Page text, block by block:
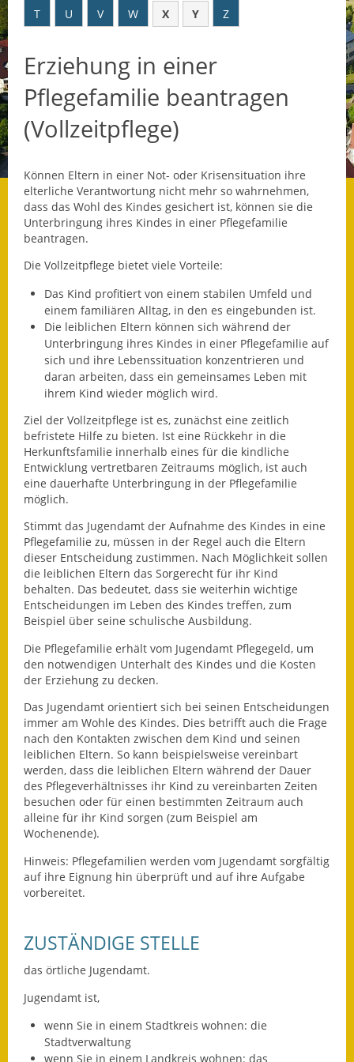
Datenschutz
Datenschutz im
Steueramt
Gebärdensprache
Was die Alten noch
wussten!
Informationsbroschüre
Lärmaktionsplan
Leichte Sprache
Infos in Leichter Sprache
Mitteilungsblatt
Nachhaltigkeitsbericht
Notfallplanung
Ortsplan
Schadensmeldung
Straßenbau
Kreisstraße
Umleitungsplan
Ausweichfahrplan
Buslinie 168
Stellenausschreibungen
Zahlen und Fakten
Rathaus
Formulare
T
U V W X Y Z
Erziehung in einer
Pflegefamilie beantragen
(Vollzeitpflege)
Können Eltern in einer Not- oder Krisensituation ihre
elterliche Verantwortung nicht mehr so wahrnehmen,
dass das Wohl des Kindes gesichert ist, können sie die
Unterbringung ihres Kindes in einer Pflegefamilie
beantragen.
Die Vollzeitpflege bietet viele Vorteile:
Das Kind profitiert von einem stabilen Umfeld und
einem familiären Alltag, in den es eingebunden ist.
Die leiblichen Eltern können sich während der
Unterbringung ihres Kindes in einer Pflegefamilie auf
sich und ihre Lebenssituation konzentrieren und
daran arbeiten, dass ein gemeinsames Leben mit
ihrem Kind wieder möglich wird.
Ziel der Vollzeitpflege ist es, zunächst eine zeitlich
befristete Hilfe zu bieten. Ist eine Rückkehr in die
Herkunftsfamilie innerhalb eines für die kindliche
Entwicklung vertretbaren Zeitraums möglich, ist auch
eine dauerhafte Unterbringung in der Pflegefamilie
möglich.
Stimmt das Jugendamt der Aufnahme des Kindes in eine
Pflegefamilie zu, müssen in der Regel auch die Eltern
dieser Entscheidung zustimmen. Nach Möglichkeit sollen
die leiblichen Eltern das Sorgerecht für ihr Kind
behalten. Das bedeutet, dass sie weiterhin wichtige
Entscheidungen im Leben des Kindes treffen, zum
Beispiel über seine schulische Ausbildung.
Die Pflegefamilie erhält vom Jugendamt Pflegegeld, um
den notwendigen Unterhalt des Kindes und die Kosten
der Erziehung zu decken.
Das Jugendamt orientiert sich bei seinen Entscheidungen
immer am Wohle des Kindes. Dies betrifft auch die Frage
nach den Kontakten zwischen dem Kind und seinen
leiblichen Eltern. So kann beispielsweise vereinbart
werden, dass die leiblichen Eltern während der Dauer
des Pflegeverhältnisses ihr Kind zu vereinbarten Zeiten
besuchen oder für einen bestimmten Zeitraum auch
alleine für ihr Kind sorgen (zum Beispiel am
Wochenende).
Hinweis: Pflegefamilien werden vom Jugendamt sorgfältig
auf ihre Eignung hin überprüft und auf ihre Aufgabe
vorbereitet.
ZUSTÄNDIGE STELLE
das örtliche Jugendamt.
Jugendamt ist,
wenn Sie in einem Stadtkreis wohnen: die
Stadtverwaltung
wenn Sie in einem Landkreis wohnen: das